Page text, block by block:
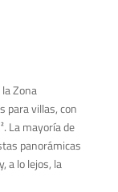
Zona
para villas, con
La mayoría de
panorámicas
a lo lejos, la